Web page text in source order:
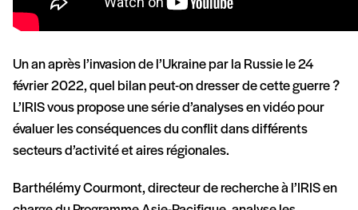
Un an après l’invasion de l’Ukraine par la Russie le 24
février 2022, quel bilan peut-on dresser de cette guerre ?
L’IRIS vous propose une série d’analyses en vidéo pour
évaluer les conséquences du conflit dans différents
secteurs d’activité et aires régionales.
Barthélémy Courmont, directeur de recherche à l’IRIS en